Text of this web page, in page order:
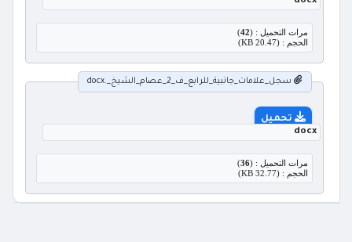
مرات التحميل : (42
)
الحجم : (20.47 KB)
سجل_علامات_جانبية_للرابع_ف_2_عصام_الشيخ_.docx
تحميل
docx
مرات التحميل : (36
)
الحجم : (32.77 KB)